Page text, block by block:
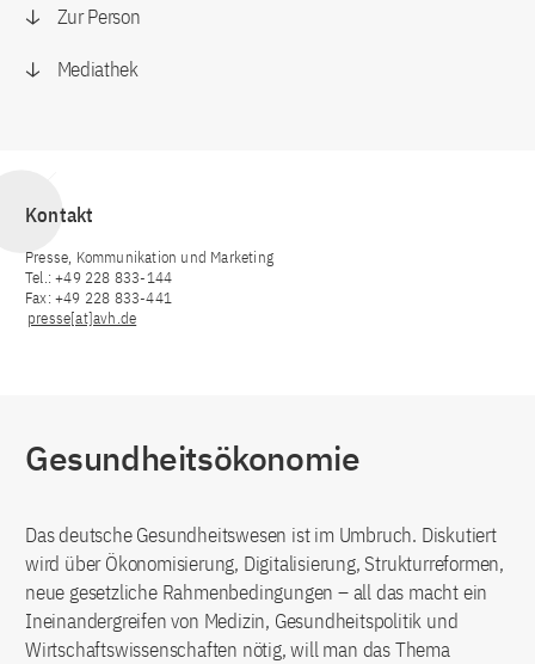
Zur Person
Mediathek
Kontakt
Presse, Kommunikation und Marketing
Tel.: +49 228 833-144
Fax: +49 228 833-441
presse[at]avh.de
Gesundheitsökonomie
Das deutsche Gesundheitswesen ist im Umbruch. Diskutiert
wird über Ökonomisierung, Digitalisierung, Strukturreformen,
neue gesetzliche Rahmenbedingungen – all das macht ein
Ineinandergreifen von Medizin, Gesundheitspolitik und
Wirtschaftswissenschaften nötig, will man das Thema